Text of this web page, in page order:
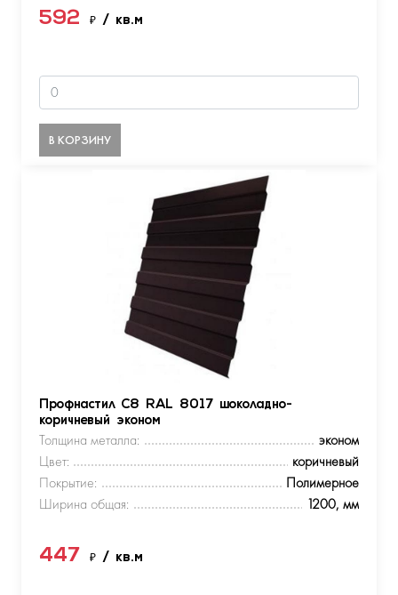
592 ₽ / кв.м
В КОРЗИНУ
Профнастил С8 RAL 8017 шоколадно-
коричневый эконом
Толщина металла:
эконом
Цвет:
коричневый
Покрытие:
Полимерное
Ширина общая:
1200, мм
447 ₽ / кв.м